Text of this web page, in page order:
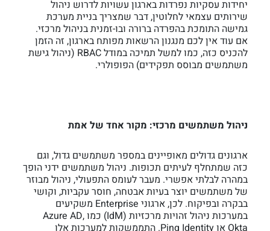
יחידות עסקיות נפרדות בארגון עשויות לדרוש ניהול
שירותים עצמאי לחלוטין, דבר שמצריך בניית מערכת
גמישה התומכת בהפרדה ברורה ובו-זמנית בניהול מרכזי.
אם עוד אין לכם מנגנון הרשאות מפותח בארגון, זה הזמן
להכניס כזה, כמו למשל תמיכה במודל RBAC (ניהול גישת
משתמשים מבוסס תפקידים) הפופולרי.
ניהול משתמשים מרכזי: מקור אחד של אמת
ארגונים גדולים מאופיינים במספר משתמשים גדול, וגם
כזה שמתחלף לעיתים תכופות. ניהול משתמשים ידני הופך
במהרה לבלתי אפשרי. מעבר לעומס התפעולי, ניהול מבוזר
של משתמשים יוצר בעיות אבטחה, חוסר עקביות, וקושי
בבקרה ובפיקוח. לכן, ארגוני Enterprise משקיעים
במערכות ניהול זהויות מרכזיות (IdM) כמו Azure AD,
Okta או Ping Identity. התממשקות למערכות אלו